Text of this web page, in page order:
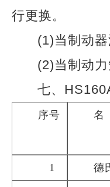
行更换。
(1)当制动
(2)当制动力
七、
序号 名
1 德